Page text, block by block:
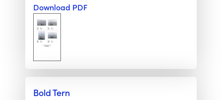
Download PDF
Bold Tern